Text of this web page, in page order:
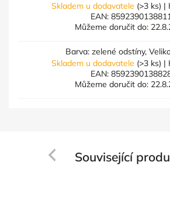
Skladem u dodavatele (>3 ks) |
EAN:
Můžeme doručit do:
Barva: zelené odstíny,
Skladem u dodavatele (>3 ks) |
EAN:
Můžeme doručit do:
Související
Previous